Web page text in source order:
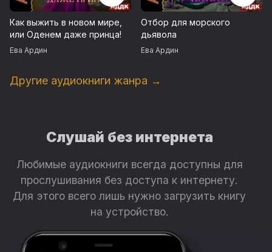
Как выжить в новом мире,
или Оденем даже принца!
Ева Ардин
Отбор для морского
дьявола
Ева Ардин
Другие аудиокниги жанра →
Слушай без интернета
Любимые аудиокниги всегда доступны для
прослушивания без доступа к интернету.
Для этого всего лишь нужно загрузить книгу
на устройство.